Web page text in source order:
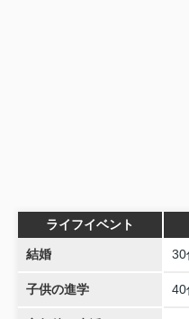
ライフイベント
結婚 30
子供の進学 40